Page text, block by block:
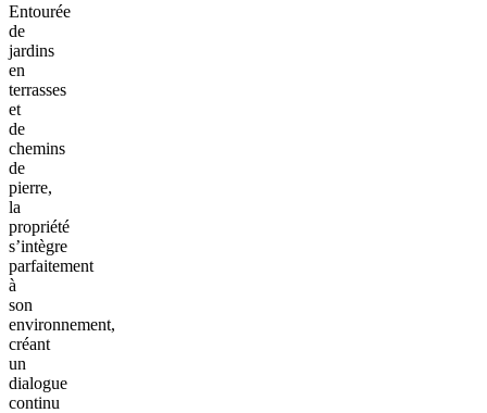
Entourée
de
jardins
en
terrasses
et
de
chemins
de
pierre,
la
propriété
s’intègre
parfaitement
à
son
environnement,
créant
un
dialogue
continu